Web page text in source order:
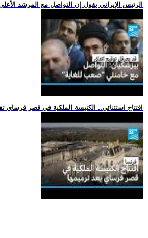
.. الرئيس الإيراني يقول إن التواصل مع المرشد
.. افتتاح استثنائي.. الكنيسة الملكية في قصر فرساي